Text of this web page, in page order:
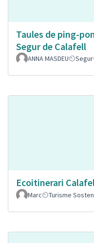
Taules de ping-
Segur de Calafell
ANNA MASDEU Segur
Ecoitinerari
Marc
Turisme